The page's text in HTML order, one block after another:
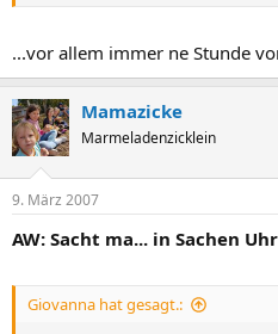
...vor allem immer ne Stunde
Mamazicke
Marmeladenzicklein
9. März 2007
AW: Sacht ma... in Sachen Uhr
Giovanna hat gesagt.: